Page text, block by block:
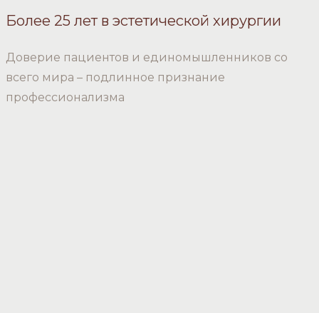
Более 25 лет в эстетической хирургии
Доверие пациентов и единомышленников со
всего мира – подлинное признание
профессионализма